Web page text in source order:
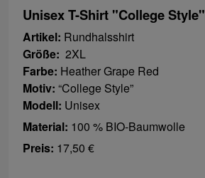
Unisex T-Shirt "College Style"
Artikel: Rundhalsshirt
Größe: 2XL
Farbe: Heather Grape Red
Motiv: “College Style”
Modell: Unisex
Material: 100 % BIO-Baumwolle
Preis: 17,50 €